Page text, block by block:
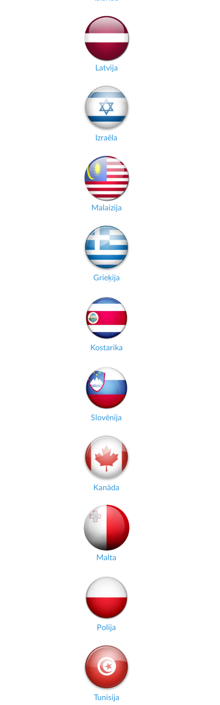
Latvija
Izraēla
Malaizija
Grieķija
Kostarika
Slovēnija
Kanāda
Malta
Polija
Tunisija